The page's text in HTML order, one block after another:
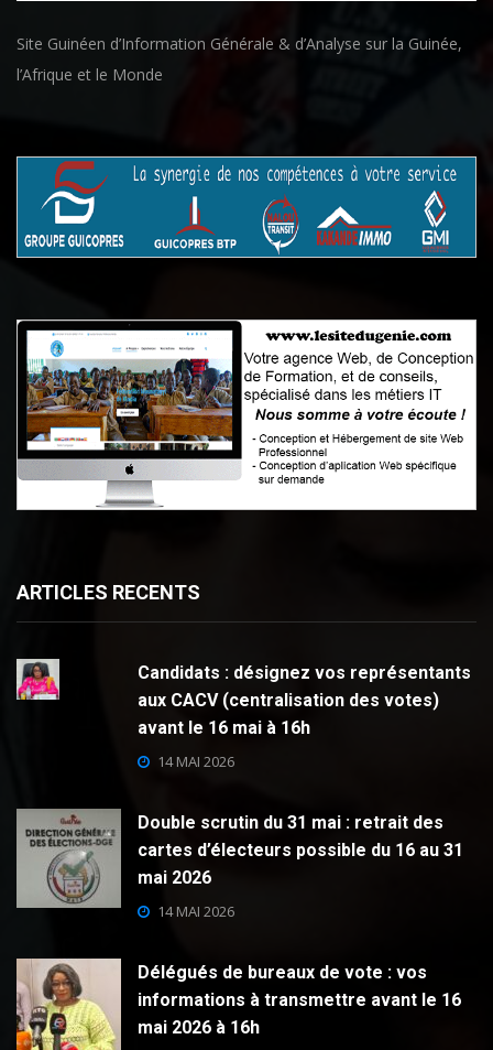
Site Guinéen d’Information Générale & d’Analyse sur la Guinée,
l’Afrique et le Monde
ARTICLES RECENTS
Candidats : désignez vos représentants
aux CACV (centralisation des votes)
avant le 16 mai à 16h
14 MAI 2026
Double scrutin du 31 mai : retrait des
cartes d’électeurs possible du 16 au 31
mai 2026
14 MAI 2026
Délégués de bureaux de vote : vos
informations à transmettre avant le 16
mai 2026 à 16h